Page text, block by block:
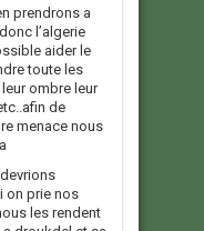
prendrons a
l’algerie
aider le
toute les
ombre leur
de
menace nous
on prie nos
les rendent